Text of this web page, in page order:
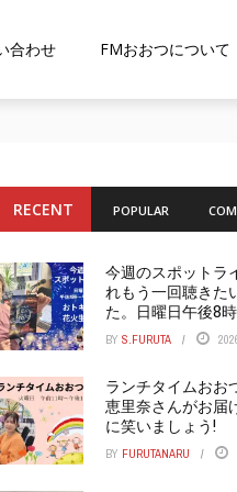
合わせ FMおおつについて
RECENT POPULAR
今週のスポット
れもう一回聴きた
た。日曜日午後8
BY S.FURUTA
ランチタイムお
恵里奈さんがお届
に笑いましょう!
BY FURUTANARU